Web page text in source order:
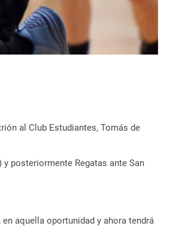
al Club Estudiantes, Tomás de
posteriormente Regatas ante San
aquella oportunidad y ahora tendrá